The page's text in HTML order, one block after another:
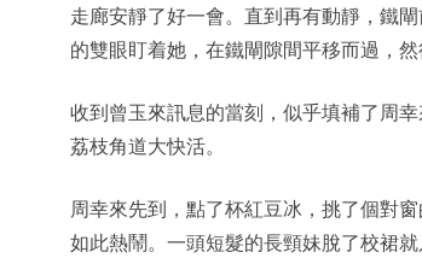
走廊安靜了好一會。直到再有動靜，鐵
的雙眼盯着她，在鐵閘隙間平移而過，
收到曾玉來訊息的當刻，似乎填補了周
荔枝角道大快活。
周幸來先到，點了杯紅豆冰，挑了個對
如此熱鬧。一頭短髮的長頸妹脫了校裙